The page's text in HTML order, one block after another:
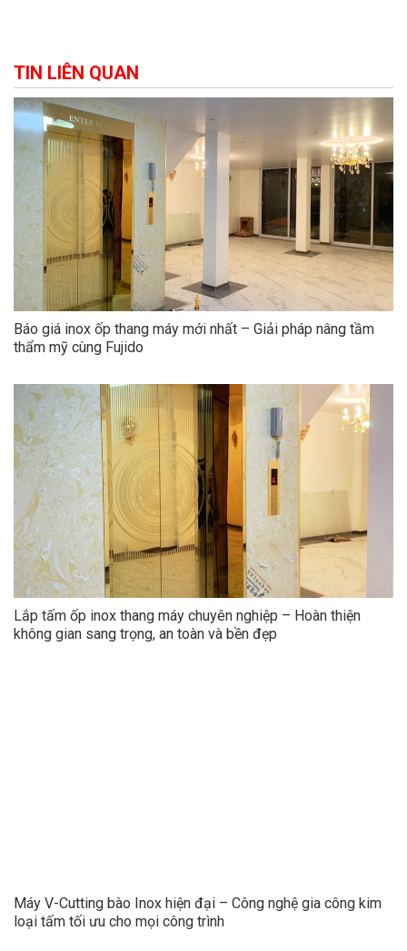
TIN LIÊN QUAN
Báo giá inox ốp thang máy mới nhất – Giải pháp nâng tầm
thẩm mỹ cùng Fujido
Lắp tấm ốp inox thang máy chuyên nghiệp – Hoàn thiện
không gian sang trọng, an toàn và bền đẹp
Máy V-Cutting bào Inox hiện đại – Công nghệ gia công kim
loại tấm tối ưu cho mọi công trình